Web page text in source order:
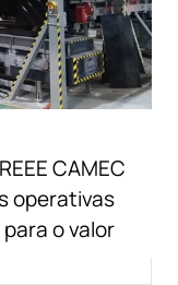
CAMEC
operativas
o valor